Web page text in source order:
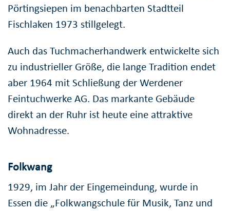
Pörtingsiepen im benachbarten Stadtteil
Fischlaken 1973 stillgelegt.
Auch das Tuchmacherhandwerk entwickelte sich
zu industrieller Größe, die lange Tradition endet
aber 1964 mit Schließung der Werdener
Feintuchwerke AG. Das markante Gebäude
direkt an der Ruhr ist heute eine attraktive
Wohnadresse.
Folkwang
1929, im Jahr der Eingemeindung, wurde in
Essen die „Folkwangschule für Musik, Tanz und